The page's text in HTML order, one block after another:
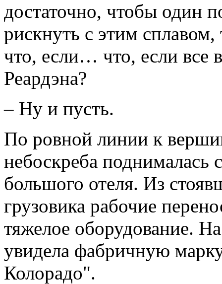
достаточно, чтобы один
рискнуть с этим
что, если… что, если все
Реардэна?
– Ну и пусть.
По ровной линии к
небоскреба поднималась
большого отеля. Из
грузовика рабочие
тяжелое оборудование.
увидела фабричную
Колорадо".